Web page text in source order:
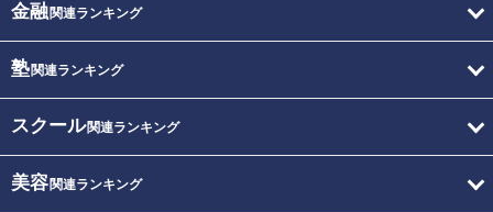
金融関連ランキング
塾関連ランキング
スクール関連ランキング
美容関連ランキング